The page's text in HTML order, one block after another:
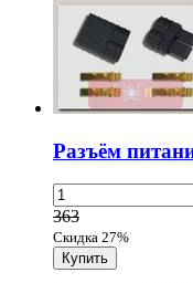
Разъём
363
Скидка 27%